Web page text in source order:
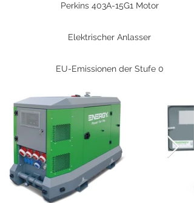
Perkins 403A-15G1 Motor
Elektrischer Anlasser
EU-Emissionen der Stufe 0